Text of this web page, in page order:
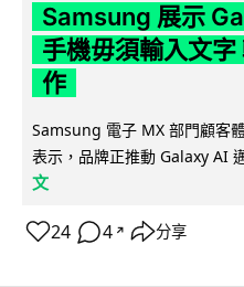
Samsung 展示
手機毋須輸入文
作
Samsung 電子 MX 部門顧客
表示，品牌正推動 Galaxy AI
文
24 4 ↗ 分享